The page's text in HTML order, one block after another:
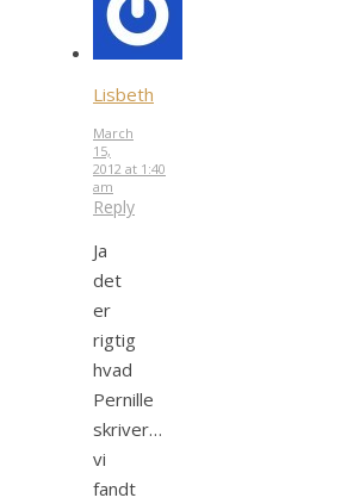
Lisbeth
March
15,
2012 at 1:40
am
Reply
Ja
det
er
rigtig
hvad
Pernille
skriver…
vi
fandt